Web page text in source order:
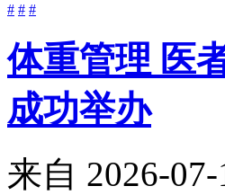
# # #
体重管理 医
成功举办
来自 2026-07-